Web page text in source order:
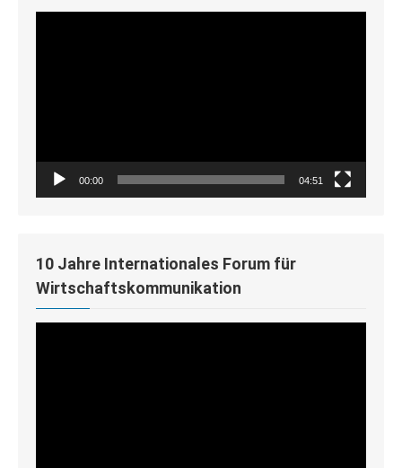
00:00 04:51
10 Jahre Internationales Forum für
Wirtschaftskommunikation